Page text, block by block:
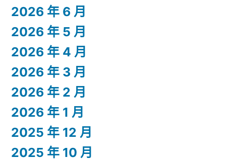
2026 年 6 月
2026 年 5 月
2026 年 4 月
2026 年 3 月
2026 年 2 月
2026 年 1 月
2025 年 12 月
2025 年 10 月